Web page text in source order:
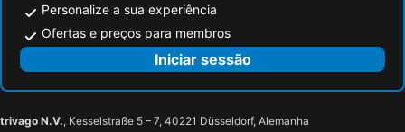
Personalize a sua experiência
Ofertas e preços para membros
Iniciar sessão
trivago N.V., Kesselstraße 5 – 7, 40221 Düsseldorf, Alemanha